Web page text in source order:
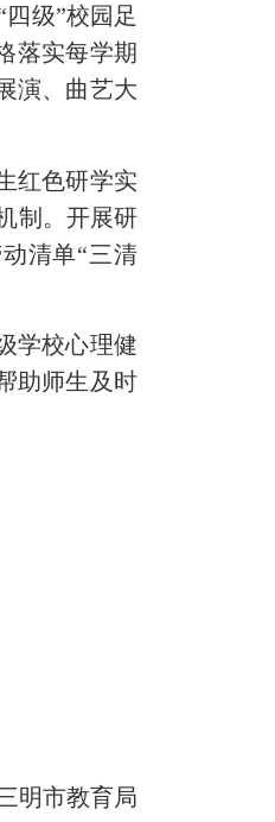
级”校园足
落实每学期
演、曲艺大
红色研学实
制。开展研
清单“三清
学校心理健
助师生及时
明市教育局